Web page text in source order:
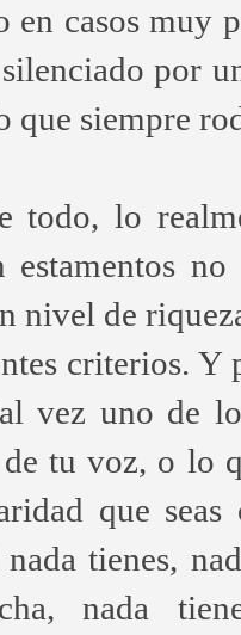
en casos muy
por
que siempre
todo, lo
no
nivel de
criterios. Y
vez uno de
tu voz, o lo
que seas
tienes,
nada